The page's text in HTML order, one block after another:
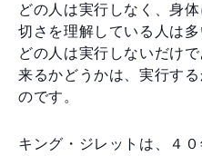
どの人は実行しなく、身
切さを理解している人は
どの人は実行しないだけ
来るかどうかは、実行す
のです。
キング・ジレットは、４